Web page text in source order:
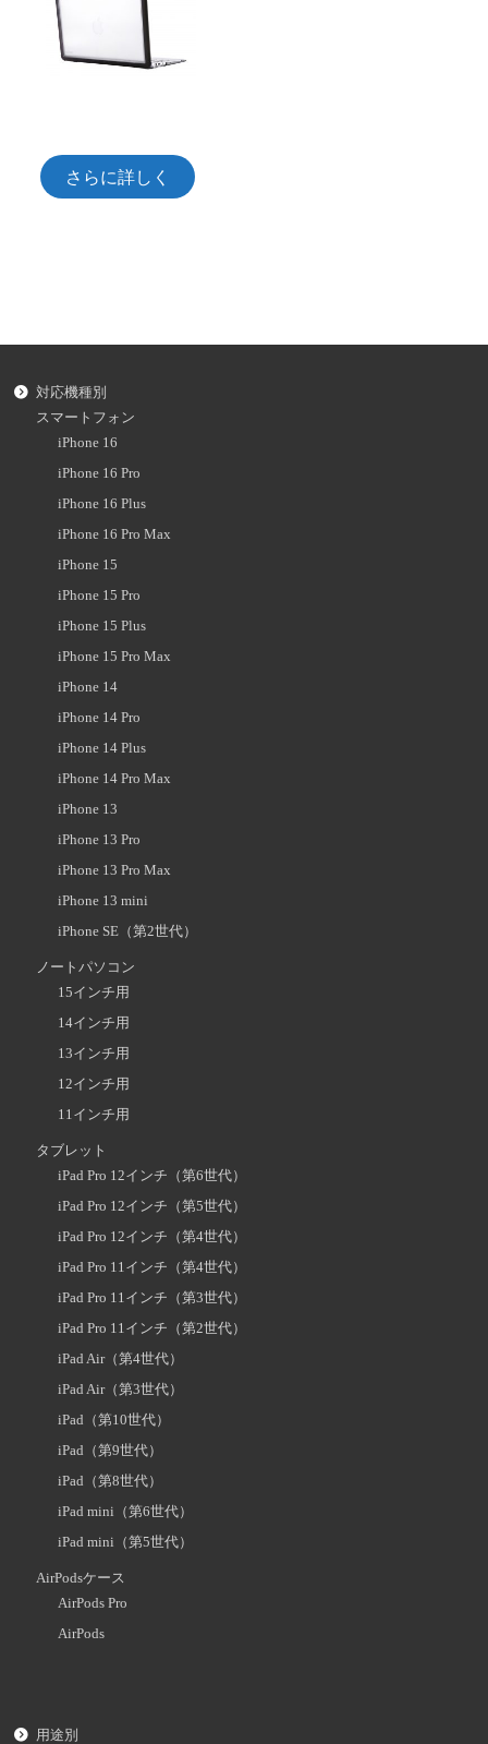
さらに詳しく
対応機種別
スマートフォン
iPhone 16
iPhone 16 Pro
iPhone 16 Plus
iPhone 16 Pro Max
iPhone 15
iPhone 15 Pro
iPhone 15 Plus
iPhone 15 Pro Max
iPhone 14
iPhone 14 Pro
iPhone 14 Plus
iPhone 14 Pro Max
iPhone 13
iPhone 13 Pro
iPhone 13 Pro Max
iPhone 13 mini
iPhone SE（第2世代）
ノートパソコン
15インチ用
14インチ用
13インチ用
12インチ用
11インチ用
タブレット
iPad Pro 12インチ（第6世代）
iPad Pro 12インチ（第5世代）
iPad Pro 12インチ（第4世代）
iPad Pro 11インチ（第4世代）
iPad Pro 11インチ（第3世代）
iPad Pro 11インチ（第2世代）
iPad Air（第4世代）
iPad Air（第3世代）
iPad（第10世代）
iPad（第9世代）
iPad（第8世代）
iPad mini（第6世代）
iPad mini（第5世代）
AirPodsケース
AirPods Pro
AirPods
用途別